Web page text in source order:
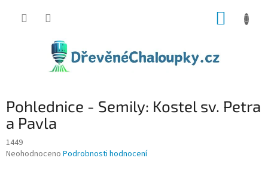
Pohlednice - Semily: Kostel sv. Petra
a Pavla
1449
Průměrné
Neohodnoceno Podrobnosti hodnocení